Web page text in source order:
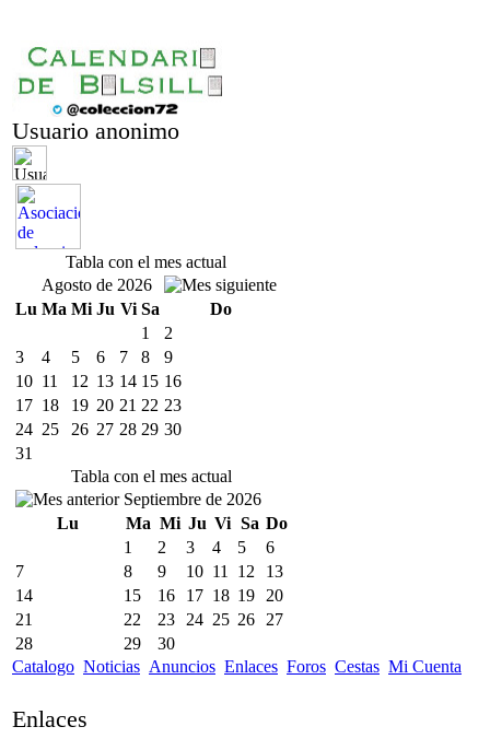
Usuario anonimo
Tabla con el mes actual
Agosto de 2026
Lu Ma Mi Ju Vi Sa
Do
1
2
3
4 5 6 7 8
9
10 11 12 13 14 15 16
17 18 19 20 21 22 23
24 25 26 27 28 29 30
31
Tabla con el mes actual
Septiembre de 2026
Lu
Ma Mi Ju Vi Sa Do
1
2 3 4 5
6
7
8 9 10 11 12
13
14
15 16 17 18 19
20
21
22 23 24 25 26
27
28
29
30
Catalogo Noticias Anuncios Enlaces Foros Cestas Mi Cuenta
Enlaces